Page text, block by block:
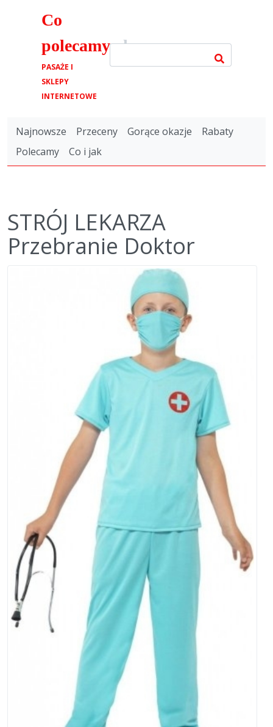
Co
polecamy.pl
PASAŻE I
SKLEPY
INTERNETOWE
Najnowsze Przeceny Gorące okazje
Rabaty
Polecamy
Co i jak
STRÓJ LEKARZA
Przebranie Doktor